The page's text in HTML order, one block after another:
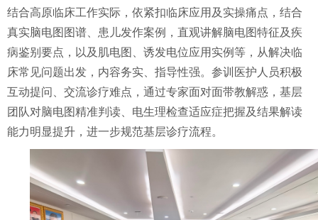
结合高原临床工作实际，依紧扣临床应用及实操痛点，结合
真实脑电图图谱、患儿发作案例，直观讲解脑电图特征及疾
病鉴别要点，以及肌电图、诱发电位应用实例等，从解决临
床常见问题出发，内容务实、指导性强。参训医护人员积极
互动提问、交流诊疗难点，通过专家面对面带教解惑，基层
团队对脑电图精准判读、电生理检查适应症把握及结果解读
能力明显提升，进一步规范基层诊疗流程。